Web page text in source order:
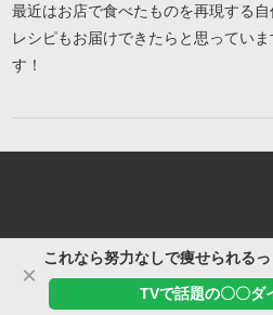
最近はお店で食べたものを再現する
レシピもお届けできたらと思ってい
す！
×
これなら努力なしで痩せられるっ
TVで話題の〇〇ダ